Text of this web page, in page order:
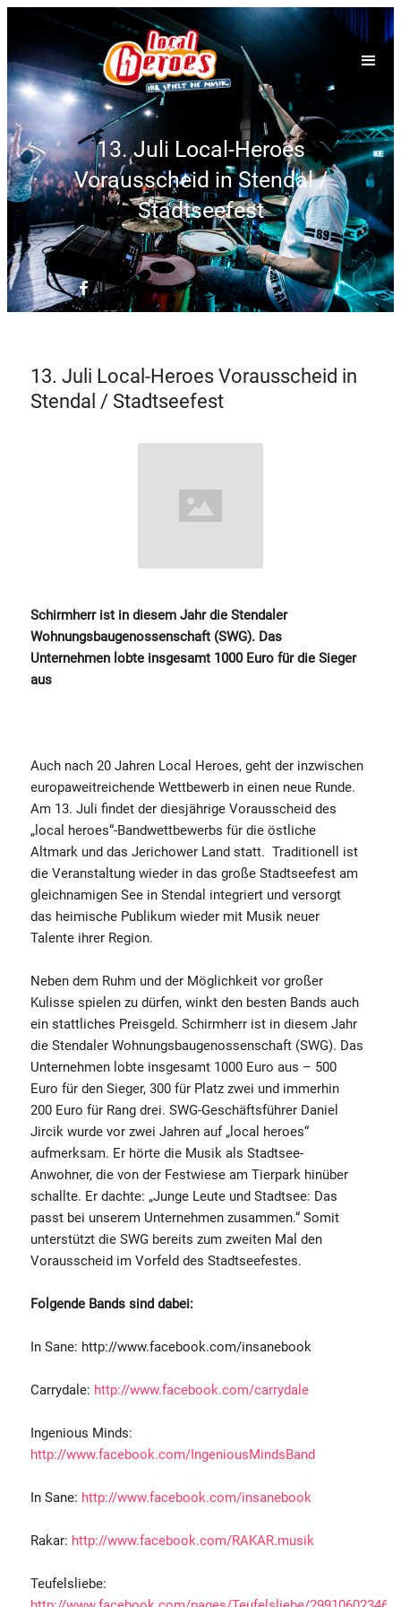
13. Juli Local-Heroes
Vorausscheid in Stendal /
Stadtseefest
13. Juli Local-Heroes Vorausscheid in
Stendal / Stadtseefest
Schirmherr ist in diesem Jahr die Stendaler
Wohnungsbaugenossenschaft (SWG). Das
Unternehmen lobte insgesamt 1000 Euro für die Sieger
aus
Auch nach 20 Jahren Local Heroes, geht der inzwischen
europaweitreichende Wettbewerb in einen neue Runde.
Am 13. Juli findet der diesjährige Vorausscheid des
„local heroes“-Bandwettbewerbs für die östliche
Altmark und das Jerichower Land statt. Traditionell ist
die Veranstaltung wieder in das große Stadtseefest am
gleichnamigen See in Stendal integriert und versorgt
das heimische Publikum wieder mit Musik neuer
Talente ihrer Region.
Neben dem Ruhm und der Möglichkeit vor großer
Kulisse spielen zu dürfen, winkt den besten Bands auch
ein stattliches Preisgeld. Schirmherr ist in diesem Jahr
die Stendaler Wohnungsbaugenossenschaft (SWG). Das
Unternehmen lobte insgesamt 1000 Euro aus – 500
Euro für den Sieger, 300 für Platz zwei und immerhin
200 Euro für Rang drei. SWG-Geschäftsführer Daniel
Jircik wurde vor zwei Jahren auf „local heroes“
aufmerksam. Er hörte die Musik als Stadtsee-
Anwohner, die von der Festwiese am Tierpark hinüber
schallte. Er dachte: „Junge Leute und Stadtsee: Das
passt bei unserem Unternehmen zusammen.“ Somit
unterstützt die SWG bereits zum zweiten Mal den
Vorausscheid im Vorfeld des Stadtseefestes.
Folgende Bands sind dabei:
In Sane: http://www.facebook.com/insanebook
Carrydale: http://www.facebook.com/carrydale
Ingenious Minds:
http://www.facebook.com/IngeniousMindsBand
In Sane: http://www.facebook.com/insanebook
Rakar: http://www.facebook.com/RAKAR.musik
Teufelsliebe: